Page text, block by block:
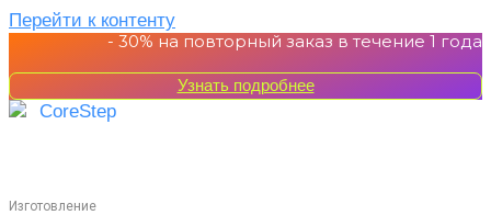
Перейти к контенту
- 30% на повторный заказ в течение 1 года
Узнать подробнее
Изготовление